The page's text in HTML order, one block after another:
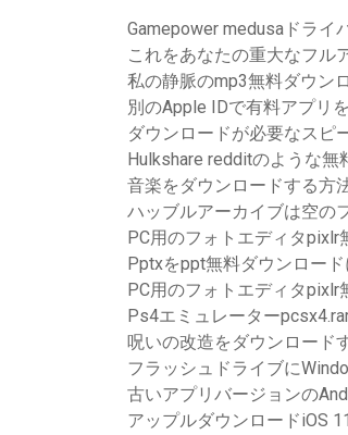
Gamepower medusaドライ
これをあなたの重大なフル
私の静脈のmp3無料ダウン
別のApple IDで有料アプリ
ダウンロードが必要なスピ
Hulkshare redditのような
音楽をダウンロードする方
ハッブルアーカイブは空の
PC用のフォトエディタpixlr
Pptxをppt無料ダウンロー
PC用のフォトエディタpixlr
Ps4エミュレーター
呪いの改造をダウンロード
フラッシュドライブに
古いアプリバージョンの
アップルダウンロードiOS 11